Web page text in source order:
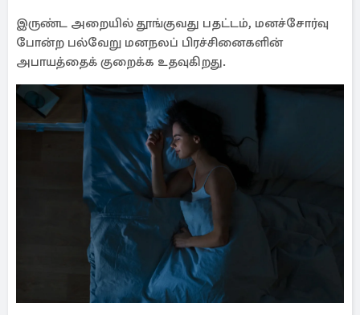
இருண்ட அறையில் தூங்குவது பதட்டம், மனச்சோர்வு
போன்ற பல்வேறு மனநலப் பிரச்சினைகளின்
அபாயத்தைக் குறைக்க உதவுகிறது.